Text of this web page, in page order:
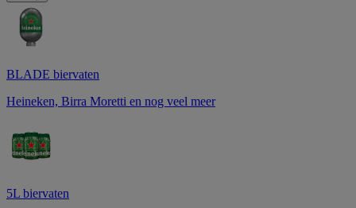
BLADE biervaten
Heineken, Birra Moretti en nog veel meer
5L biervaten